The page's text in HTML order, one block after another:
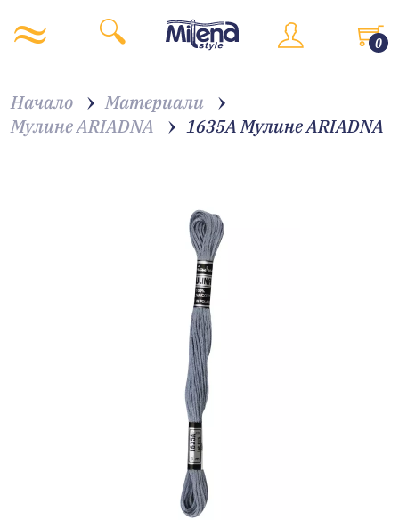
0
Начало
Материали
Мулине ARIADNA
1635A Мулине АRIADNA